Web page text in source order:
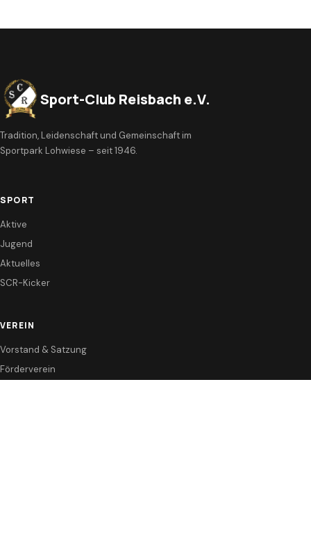
Sport-Club Reisbach e.V.
Tradition, Leidenschaft und Gemeinschaft im
Sportpark Lohwiese – seit 1946.
SPORT
Aktive
Jugend
Aktuelles
SCR-Kicker
VEREIN
Vorstand & Satzung
Förderverein